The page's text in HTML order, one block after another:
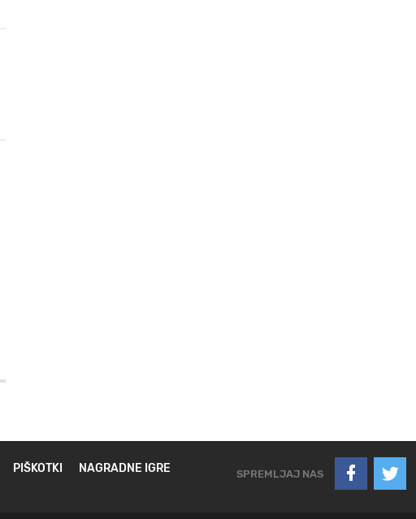
PIŠKOTKI
NAGRADNE IGRE
SPREMLJAJ NAS